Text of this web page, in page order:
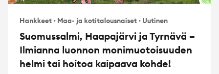
Hankkeet · Maa- ja kotitalousnaiset · Uutinen
Suomussalmi, Haapajärvi ja Tyrnävä –
Ilmianna luonnon monimuotoisuuden
helmi tai hoitoa kaipaava kohde!